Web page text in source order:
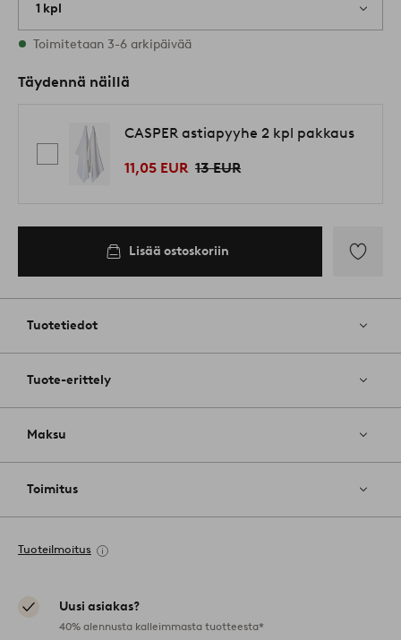
1 kpl
Varastossa
Toimitetaan 3-6 arkipäivää
Täydennä näillä
CASPER astiapyyhe 2 kpl pakkaus
11,05 EUR 13 EUR
Lisää ostoskoriin
Tuotetiedot
Tuote-erittely
Maksu
Toimitus
Tuoteilmoitus
Uusi asiakas?
40% alennusta kalleimmasta tuotteesta*